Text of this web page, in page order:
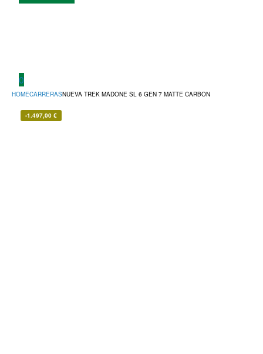
0
HOMECARRERASNUEVA TREK MADONE SL 6 GEN 7 MATTE CARBON
-1.497,00 €